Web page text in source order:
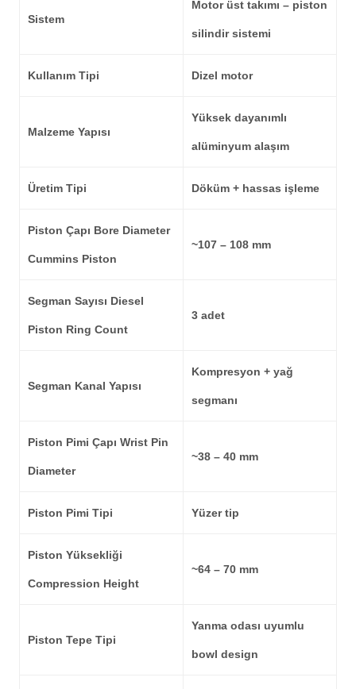
Sistem
Motor üst takımı – piston
silindir sistemi
Kullanım Tipi Dizel motor
Malzeme Yapısı
Yüksek dayanımlı
alüminyum alaşım
Üretim Tipi Döküm + hassas işleme
Piston Çapı Bore Diameter
Cummins Piston
~107 – 108 mm
Segman Sayısı Diesel
Piston Ring Count
3 adet
Segman Kanal Yapısı
Kompresyon + yağ
segmanı
Piston Pimi Çapı Wrist Pin
Diameter
~38 – 40 mm
Piston Pimi Tipi Yüzer tip
Piston Yüksekliği
Compression Height
~64 – 70 mm
Piston Tepe Tipi
Yanma odası uyumlu
bowl design